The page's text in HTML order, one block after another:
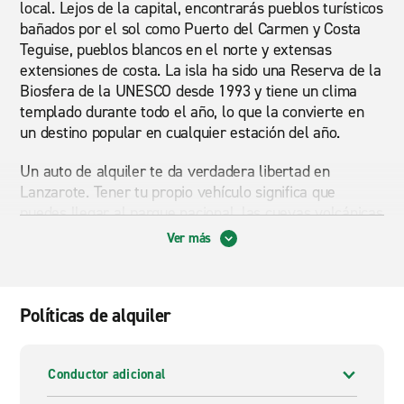
local. Lejos de la capital, encontrarás pueblos turísticos
bañados por el sol como Puerto del Carmen y Costa
Teguise, pueblos blancos en el norte y extensas
extensiones de costa. La isla ha sido una Reserva de la
Biosfera de la UNESCO desde 1993 y tiene un clima
templado durante todo el año, lo que la convierte en
un destino popular en cualquier estación del año.
Un auto de alquiler te da verdadera libertad en
Lanzarote. Tener tu propio vehículo significa que
puedes llegar al parque nacional, las cuevas volcánicas
y las playas más tranquilas a las que de otra manera
es difícil acceder. Las carreteras principales están bien
Ya sea que te dirijas directamente a un complejo
Lanzarote elijan con mayor frecuencia se presenta en
forma de un auto compacto o SUV. Las familias que
Ver más
Políticas de alquiler
Conductor adicional